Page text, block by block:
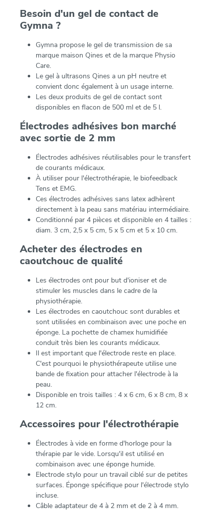
Besoin d'un gel de contact de
Gymna ?
Gymna propose le gel de transmission de sa
marque maison Qines et de la marque Physio
Care.
Le gel à ultrasons Qines a un pH neutre et
convient donc également à un usage interne.
Les deux produits de gel de contact sont
disponibles en flacon de 500 ml et de 5 l.
Électrodes adhésives bon marché
avec sortie de 2 mm
Électrodes adhésives réutilisables pour le transfert
de courants médicaux.
À utiliser pour l'électrothérapie, le biofeedback
Tens et EMG.
Ces électrodes adhésives sans latex adhèrent
directement à la peau sans matériau intermédiaire.
Conditionné par 4 pièces et disponible en 4 tailles :
diam. 3 cm, 2,5 x 5 cm, 5 x 5 cm et 5 x 10 cm.
Acheter des électrodes en
caoutchouc de qualité
Les électrodes ont pour but d'ioniser et de
stimuler les muscles dans le cadre de la
physiothérapie.
Les électrodes en caoutchouc sont durables et
sont utilisées en combinaison avec une poche en
éponge. La pochette de chamex humidifiée
conduit très bien les courants médicaux.
Il est important que l'électrode reste en place.
C'est pourquoi le physiothérapeute utilise une
bande de fixation pour attacher l'électrode à la
peau.
Disponible en trois tailles : 4 x 6 cm, 6 x 8 cm, 8 x
12 cm.
Accessoires pour l'électrothérapie
Électrodes à vide en forme d'horloge pour la
thérapie par le vide. Lorsqu'il est utilisé en
combinaison avec une éponge humide.
Electrode stylo pour un travail ciblé sur de petites
surfaces. Éponge spécifique pour l'électrode stylo
incluse.
Câble adaptateur de 4 à 2 mm et de 2 à 4 mm.